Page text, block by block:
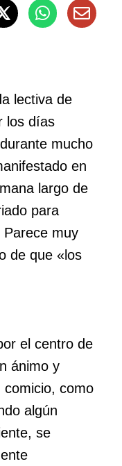
lectiva de
los días
mucho
en
largo de
para
muy
de que «los
el centro de
ánimo y
comicio, como
algún
se